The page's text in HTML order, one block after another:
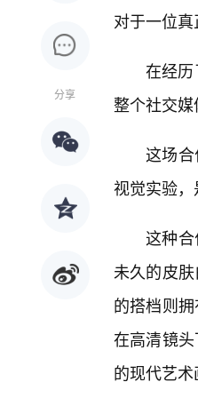
分享
对于一位
在经
整个社交
这场
视觉实验
这种
未久的皮
的搭档则
在高清镜
的现代艺术